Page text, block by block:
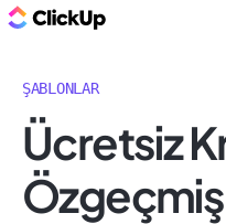
ŞABLONLAR
Ücretsiz